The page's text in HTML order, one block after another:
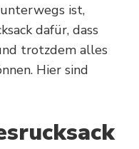
ist,
dafür, dass
trotzdem alles
Hier sind